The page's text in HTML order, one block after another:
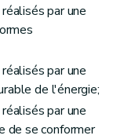
par une
par une
de l'énergie;
par une
de se conformer